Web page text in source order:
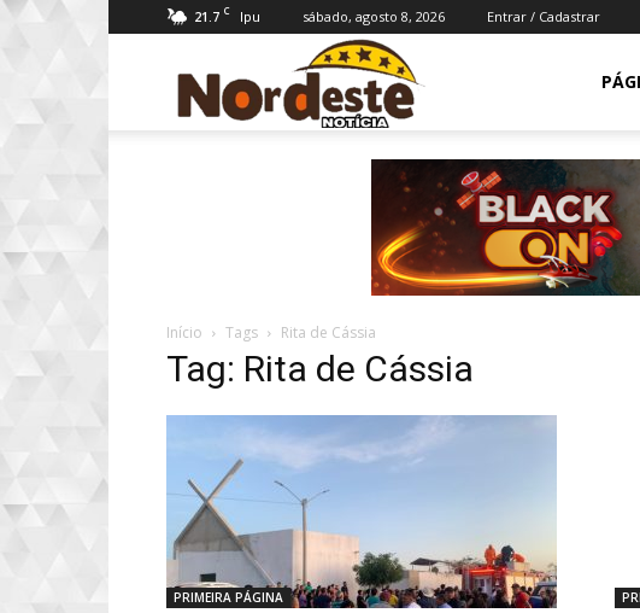
21.7 C Ipu sábado, agosto 8, 2026 Entrar / Cadastrar
Notícia
Início Tags Rita de Cássia
Tag: Rita de Cássia
PRIMEIRA PÁGINA